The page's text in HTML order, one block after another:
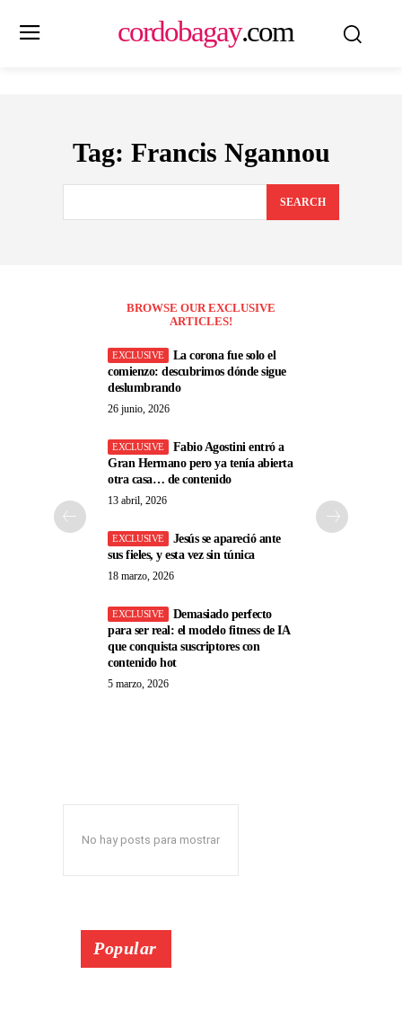
cordobagay.com
Tag: Francis Ngannou
SEARCH
BROWSE OUR EXCLUSIVE
ARTICLES!
La corona fue solo el
comienzo: descubrimos dónde sigue
deslumbrando
26 junio, 2026
Fabio Agostini entró a
Gran Hermano pero ya tenía abierta
otra casa… de contenido
13 abril, 2026
Jesús se apareció ante
sus fieles, y esta vez sin túnica
18 marzo, 2026
Demasiado perfecto
para ser real: el modelo fitness de IA
que conquista suscriptores con
contenido hot
5 marzo, 2026
No hay posts para mostrar
Popular